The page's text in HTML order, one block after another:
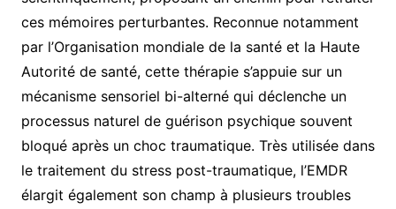
ces mémoires perturbantes. Reconnue notamment
par l’Organisation mondiale de la santé et la Haute
Autorité de santé, cette thérapie s’appuie sur un
mécanisme sensoriel bi-alterné qui déclenche un
processus naturel de guérison psychique souvent
bloqué après un choc traumatique. Très utilisée dans
le traitement du stress post-traumatique, l’EMDR
élargit également son champ à plusieurs troubles